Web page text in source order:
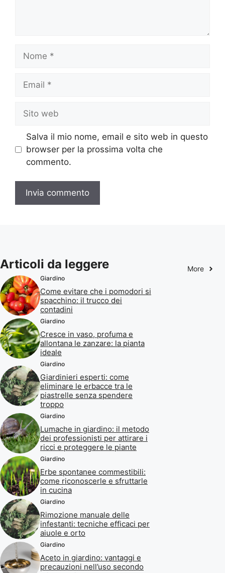
web
Salva il mio nome, email e sito web in questo
browser per la prossima volta che
commento.
Articoli da leggere More
Giardino
Come evitare che i pomodori si
spacchino: il trucco dei
contadini
Giardino
Cresce in vaso, profuma e
allontana le zanzare: la pianta
ideale
Giardino
Giardinieri esperti: come
eliminare le erbacce tra le
piastrelle senza spendere
troppo
Giardino
Lumache in giardino: il metodo
dei professionisti per attirare i
ricci e proteggere le piante
Giardino
Erbe spontanee commestibili:
come riconoscerle e sfruttarle
in cucina
Giardino
Rimozione manuale delle
infestanti: tecniche efficaci per
aiuole e orto
Giardino
Aceto in giardino: vantaggi e
precauzioni nell’uso secondo